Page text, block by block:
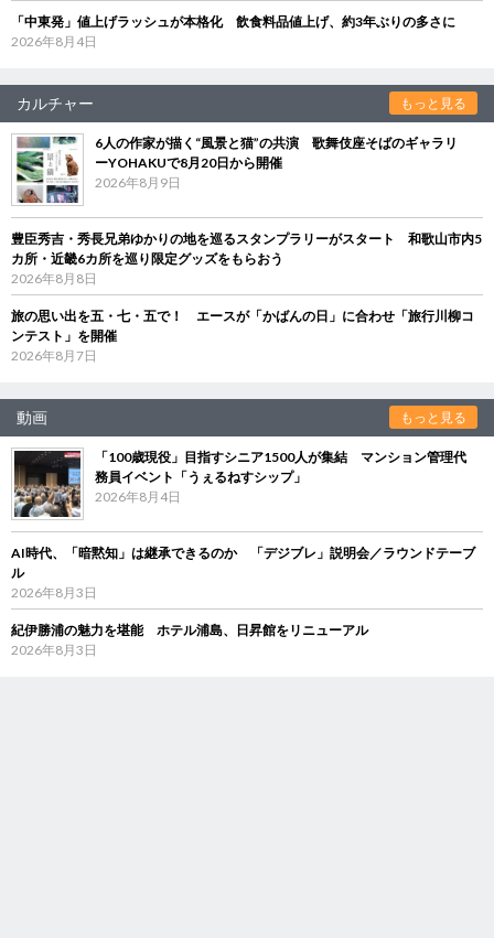
「中東発」値上げラッシュが本格化 飲食料品値上げ、約3年ぶりの多さに
2026年8月4日
カルチャー もっと見る
6人の作家が描く“風景と猫”の共演 歌舞伎座そばのギャラリ
ーYOHAKUで8月20日から開催
2026年8月9日
豊臣秀吉・秀長兄弟ゆかりの地を巡るスタンプラリーがスタート 和歌山市内5
カ所・近畿6カ所を巡り限定グッズをもらおう
2026年8月8日
旅の思い出を五・七・五で！ エースが「かばんの日」に合わせ「旅行川柳コ
ンテスト」を開催
2026年8月7日
動画 もっと見る
「100歳現役」目指すシニア1500人が集結 マンション管理代
務員イベント「うぇるねすシップ」
2026年8月4日
AI時代、「暗黙知」は継承できるのか 「デジブレ」説明会／ラウンドテーブ
ル
2026年8月3日
紀伊勝浦の魅力を堪能 ホテル浦島、日昇館をリニューアル
2026年8月3日